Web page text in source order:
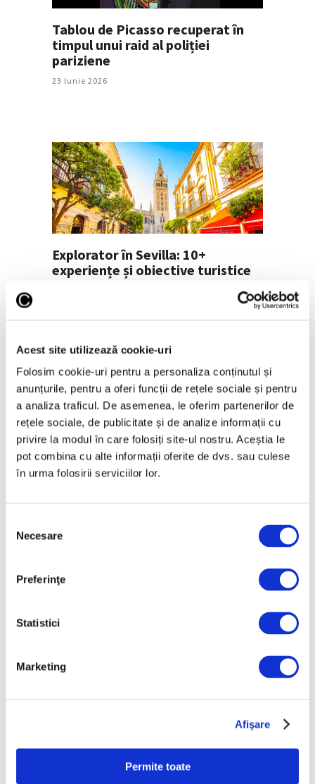
Acest site utilizează cookie-uri
Folosim cookie-uri pentru a personaliza conținutul și
anunțurile, pentru a oferi funcții de rețele sociale și pentru
a analiza traficul. De asemenea, le oferim partenerilor de
rețele sociale, de publicitate și de analize informații cu
privire la modul în care folosiți site-ul nostru. Aceștia le
pot combina cu alte informații oferite de dvs. sau culese
în urma folosirii serviciilor lor.
consimțământului
Necesare
Preferinţe
Statistici
Marketing
Afişare
Permite toate
Tablou de Picasso recuperat în
timpul unui raid al poliției
pariziene
23 Iunie 2026
Explorator în Sevilla: 10+
experiențe și obiective turistice
Articole recente
Femei în artă –
Elizabeth Murray,
pionieră a unei practici
picturale pline de viață
lui Brâncuși, în expoziție